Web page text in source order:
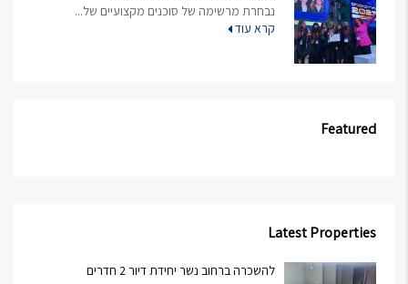
נבחרת מרשימה של סוכנים מקצועיים של...
קרא עוד
Featured
Latest Properties
להשכרה ברחוב נשר יחידת דיור 2 חדרים